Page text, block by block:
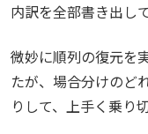
内訳を全部書き出し
微妙に順列の復元を
たが、場合分けのど
りして、上手く乗り